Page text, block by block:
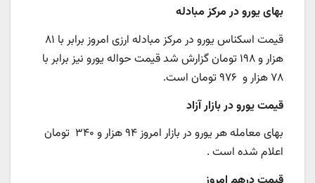
بهای یورو در مرکز مبادله
قیمت اسکناس یورو در مرکز مبادله ارزی امروز برابر با ۸۱
هزار و ۱۹۸ تومان گزارش شد قیمت حواله یورو نیز برابر با
۷۸ هزار و ۹۷۶ تومان است.
قیمت یورو در بازار آزاد
بهای معامله هر یورو در بازار امروز ۹۴ هزار و ۳۴۰ تومان
اعلام شده است .